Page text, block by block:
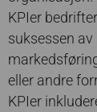
KPIer
suksessen av
eller andre
KPIer